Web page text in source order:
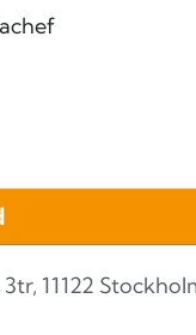
11122